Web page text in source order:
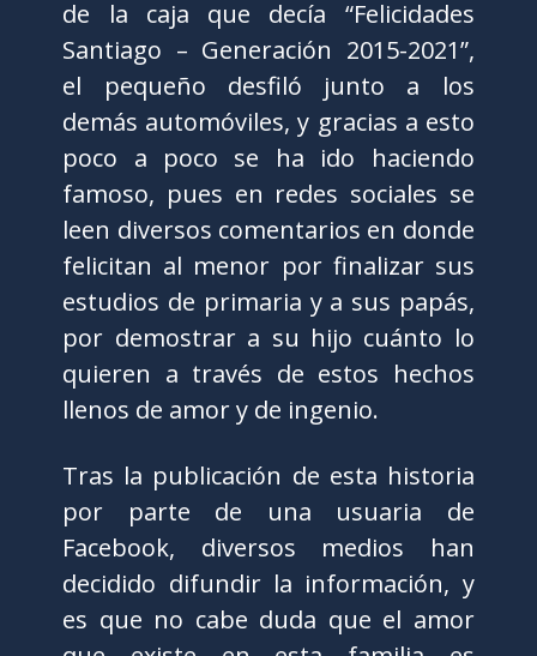
de la caja que decía “Felicidades
Santiago – Generación 2015-2021”,
el pequeño desfiló junto a los
demás automóviles, y gracias a esto
poco a poco se ha ido haciendo
famoso, pues en redes sociales se
leen diversos comentarios en donde
felicitan al menor por finalizar sus
estudios de primaria y a sus papás,
por demostrar a su hijo cuánto lo
quieren a través de estos hechos
llenos de amor y de ingenio.
Tras la publicación de esta historia
por parte de una usuaria de
Facebook, diversos medios han
decidido difundir la información, y
es que no cabe duda que el amor